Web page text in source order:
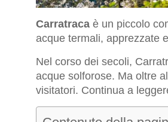
Carratraca è un piccolo
acque termali, apprezzate
Nel corso dei secoli,
acque solforose. Ma oltre
visitatori. Continua a